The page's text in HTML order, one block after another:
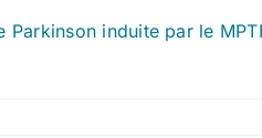
induite par le